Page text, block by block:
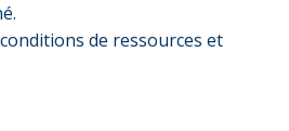
de ressources et